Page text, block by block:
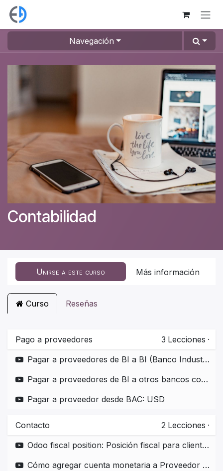
Ir al contenido
Navegación
Contabilidad
Unirse a este curso Más información
Curso Reseñas
Pago a proveedores 3 Lecciones ·
Pagar a proveedores de BI a BI (Banco Industrial a Banco Industrial) con archivo CSV
Pagar a proveedores de BI a otros bancos con archivo CSV
Pagar a proveedor desde BAC: USD
Contacto 2 Lecciones ·
Odoo fiscal position: Posición fiscal para clientes de exportación y que no se facturan
Cómo agregar cuenta monetaria a Proveedor en empresas diferentes dentro de la misma base de datos